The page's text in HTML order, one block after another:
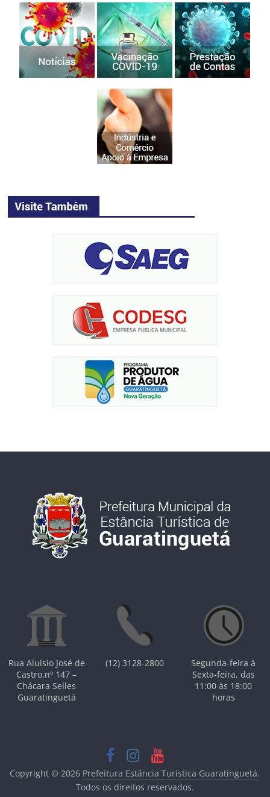
Rua Aluísio José de
Castro,nº 147 –
Chácara Selles
Guaratinguetá
(12) 3128-2800
Segunda-feira à
Sexta-feira, das
11:00 às 18:00
horas
Copyright © 2026 Prefeitura Estância Turística Guaratinguetá.
Todos os direitos reservados.